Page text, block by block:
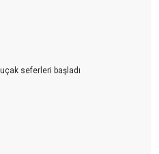
seferleri başladı